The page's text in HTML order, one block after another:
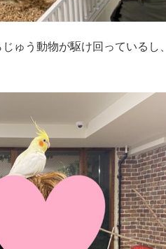
ゅう動物が駆け回っているし